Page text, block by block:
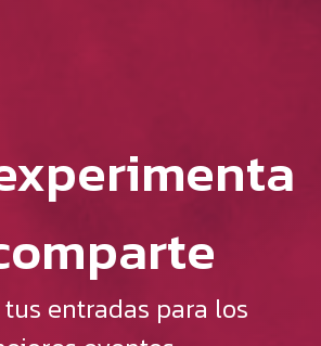
entradas para los